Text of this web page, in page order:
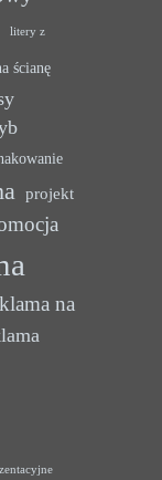
litery z
ścianę
projekt
na